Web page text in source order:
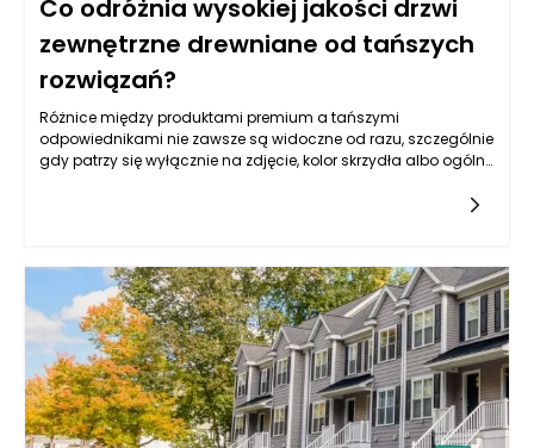
Co odróżnia wysokiej jakości drzwi
zewnętrzne drewniane od tańszych
rozwiązań?
Różnice między produktami premium a tańszymi
odpowiednikami nie zawsze są widoczne od razu, szczególnie
gdy patrzy się wyłącznie na zdjęcie, kolor skrzydła albo ogólny
precyzji wykonania. Tańsze rozwiązania często kuszą niższą
ceną, jednak mogą oznaczać kompromisy w zakresie
trwałości, odporności na wilgoć, szczelności, jakości okuć czy
żywotności powłoki ochronnej. W praktyce drzwi wejściowe są
intensywnie eksploatowane każdego dnia, a jednocześnie
muszą radzić sobie z deszczem, mrozem, słońcem, zmianami
temperatury i naprężeniami wynikającymi z pracy materiału.
Dlatego najważniejsze jest spojrzenie na zakup w dłuższej
perspektywie. Produkt dobrej klasy nie tylko lepiej wygląda, ale